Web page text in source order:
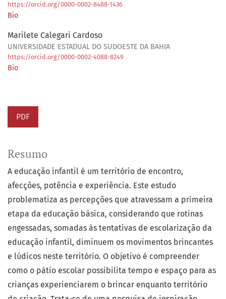
https://orcid.org/0000-0002-8488-1436
Bio
Marilete Calegari Cardoso
UNIVERSIDADE ESTADUAL DO SUDOESTE DA BAHIA
https://orcid.org/0000-0002-4088-8249
Bio
PDF
Resumo
A educação infantil é um território de encontro,
afecções, potência e experiência. Este estudo
problematiza as percepções que atravessam a primeira
etapa da educação básica, considerando que rotinas
engessadas, somadas às tentativas de escolarização da
educação infantil, diminuem os movimentos brincantes
e lúdicos neste território. O objetivo é compreender
como o pátio escolar possibilita tempo e espaço para as
crianças experienciarem o brincar enquanto território